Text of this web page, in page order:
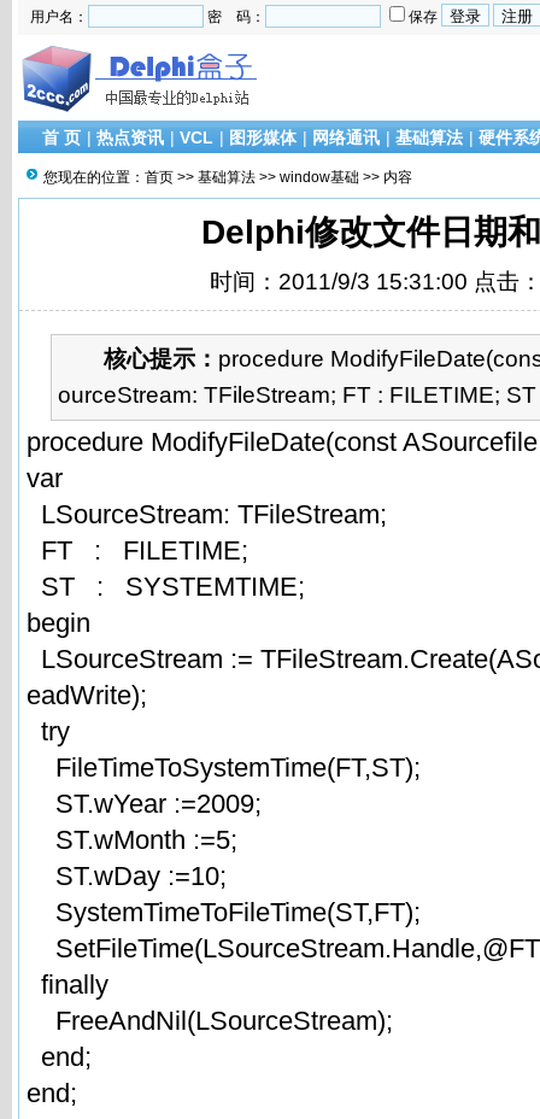
用户名： 密 码： 保存
首 页 | 热点资讯 | VCL | 图形媒体 | 网络通讯 | 基础算法 | 硬件系
您现在的位置： 首页 >> 基础算法 >> window基础 >> 内容
Delphi修改文件日期
时间：2011/9/3 15:31:00 点击
核心提示： procedure
ourceStream: TFileStream; FT : FILETIME;
procedure ModifyFileDate(const
var
LSourceStream: TFileStream;
FT : FILETIME;
ST : SYSTEMTIME;
begin
LSourceStream :=
eadWrite);
try
FileTimeToSystemTime(FT,ST);
ST.wYear :=2009;
ST.wMonth :=5;
ST.wDay :=10;
SystemTimeToFileTime(ST,FT);
finally
FreeAndNil(LSourceStream);
end;
end;